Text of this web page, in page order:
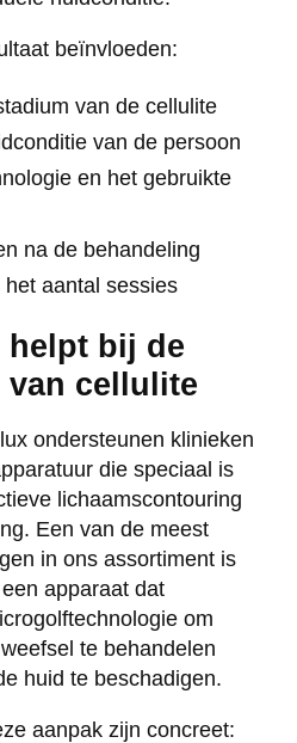
beïnvloeden:
van de cellulite
van de persoon
en het gebruikte
na de behandeling
aantal sessies
helpt bij de
van cellulite
ondersteunen klinieken
die speciaal is
lichaamscontouring
Een van de meest
in ons assortiment is
apparaat dat
om
te behandelen
huid te beschadigen.
aanpak zijn concreet: